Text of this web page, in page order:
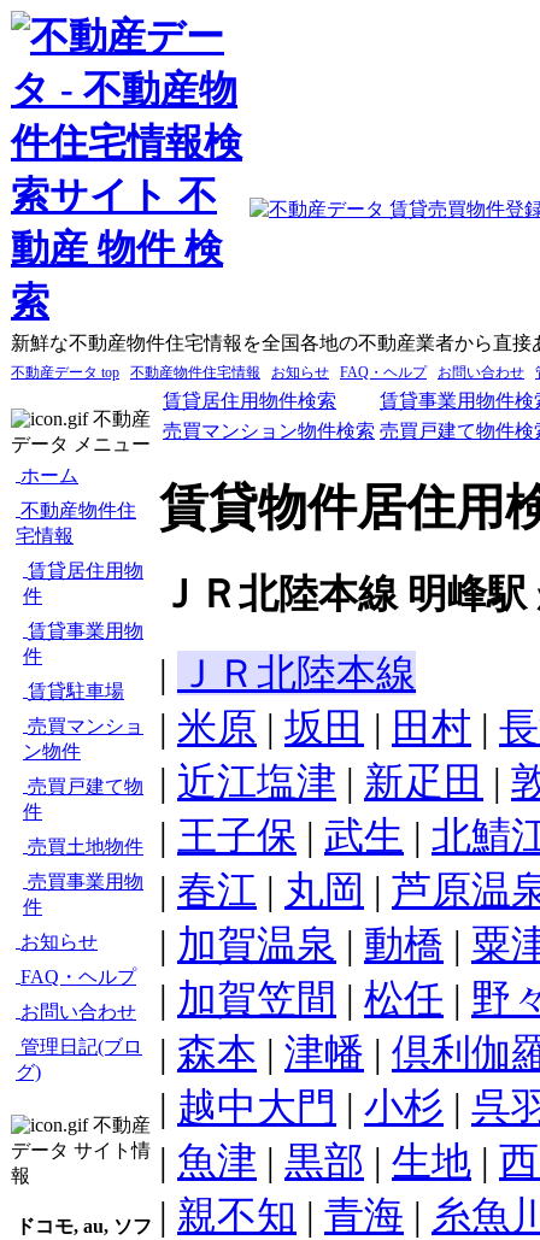
新鮮な不動産物件住宅情報を全国各地の不動産業者から直接
不動産データ top 不動産物件住宅情報 お知らせ FAQ・ヘルプ お問い合わせ
不動産
データ メニュー
ホーム
不動産物件住
宅情報
賃貸居住用物
件
賃貸事業用物
件
賃貸駐車場
売買マンショ
ン物件
売買戸建て物
件
売買土地物件
売買事業用物
件
お知らせ
FAQ・ヘルプ
お問い合わせ
管理日記(ブロ
グ)
不動産
データ サイト情
報
ドコモ, au, ソフ
賃貸居住用物件検索
賃貸事業用物件検
売買マンション物件検索 売買戸建て物件検
賃貸物件居住用
ＪＲ北陸本線 明峰
| ＪＲ北陸本線
| 米原 | 坂田 | 田村 |
| 近江塩津 | 新疋田 |
| 王子保 | 武生 | 北鯖
| 春江 | 丸岡 | 芦原温
| 加賀温泉 | 動橋 | 粟
| 加賀笠間 | 松任 | 野
| 森本 | 津幡 | 倶利伽
| 越中大門 | 小杉 | 呉
| 魚津 | 黒部 | 生地 |
| 親不知 | 青海 | 糸魚